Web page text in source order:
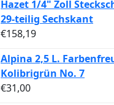
Hazet 1/4" Zoll
29-teilig Sechskant
€158,19
Alpina 2,5 L.
Kolibrigrün No. 7
€31,00